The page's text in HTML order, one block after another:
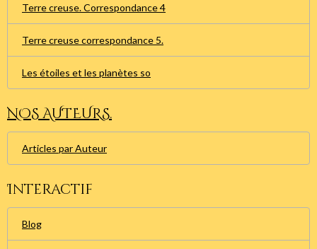
Terre creuse. Correspondance 4
Terre creuse correspondance 5.
Les étoiles et les planètes so
NOS AUTEURS.
Articles par Auteur
Interactif
Blog